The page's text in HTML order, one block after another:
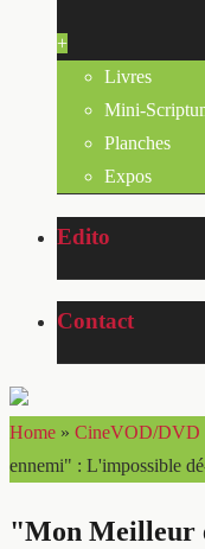
+
Livres
Mini-
Planches
Expos
Edito
Contact
Home » CineVOD/DVD
ennemi" : L'impossible
"Mon Meilleur